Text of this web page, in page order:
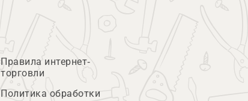
Правила интернет-
торговли
Политика обработки